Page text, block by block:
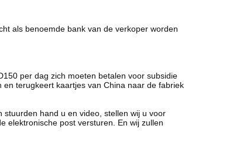
als benoemde bank van de verkoper worden
per dag zich moeten betalen voor subsidie
terugkeert kaartjes van China naar de fabriek
hand u en video, stellen wij u voor
elektronische post versturen. En wij zullen